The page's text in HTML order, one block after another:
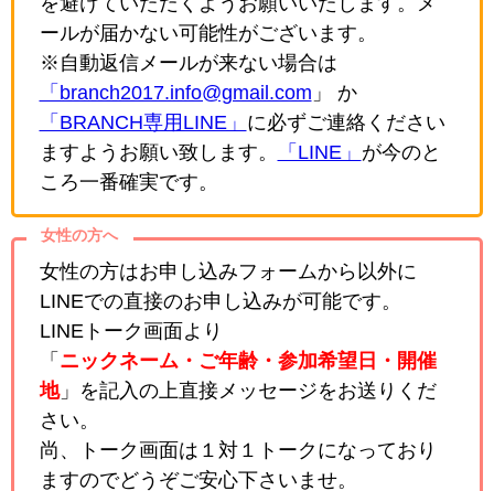
ールが届かない可能性がございます。
※自動返信メールが来ない場合は
「branch2017.info@gmail.com 」 か
「BRANCH専用LINE」 に必ずご連絡ください
ますようお願い致します。
「LINE」 が今のと
ころ一番確実です。
女性の方へ
女性の方はお申し込みフォームから以外に
LINEでの直接のお申し込みが可能です。
LINEトーク画面より
「 ニックネーム・ご年齢・参加希望日・開催
地」を記入の上直接メッセージをお送りくだ
さい。
尚、トーク画面は１対１トークになっており
ますのでどうぞご安心下さいませ。